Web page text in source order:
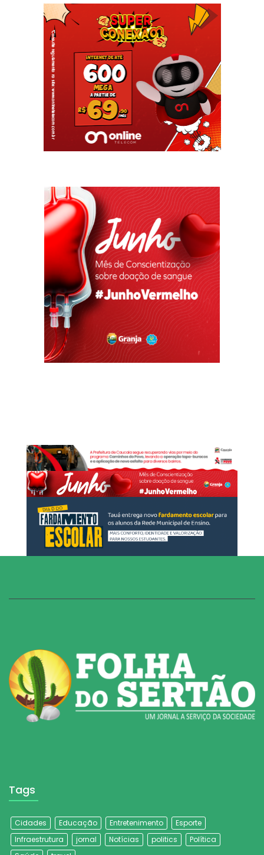
Tags
Cidades Educação Entretenimento
Esporte
Infraestrutura
jornal Notícias politics
Política